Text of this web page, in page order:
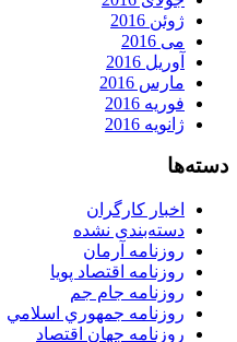
ژوئن 2016
می 2016
آوریل 2016
مارس 2016
فوریه 2016
ژانویه 2016
دسته‌ها
اخبار کارگران
دسته‌بندی نشده
روزنامه آرمان
روزنامه اقتصاد پویا
روزنامه جام جم
روزنامه جمهوري اسلامي
روزنامه جهان اقتصاد